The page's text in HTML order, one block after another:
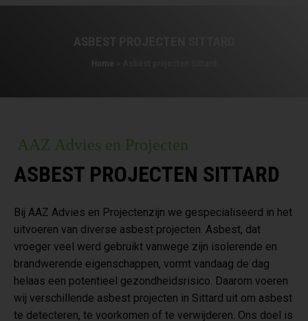
AAZ Advies en Projecten
ASBEST PROJECTEN SITTARD
Bij AAZ Advies en Projectenzijn we gespecialiseerd in het
uitvoeren van diverse asbest projecten. Asbest, dat
vroeger veel werd gebruikt vanwege zijn isolerende en
brandwerende eigenschappen, vormt vandaag de dag
helaas een potentieel gezondheidsrisico. Daarom voeren
wij verschillende asbest projecten in Sittard uit om asbest
te detecteren, te voorkomen of te verwijderen. Ons doel is